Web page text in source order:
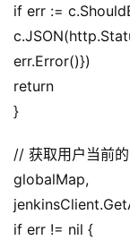
if err :=
err.Error()})
return
}
// 获取用户当前
if err != nil {